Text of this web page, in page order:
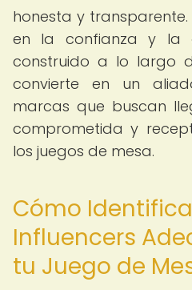
honesta y transparente.
en la confianza y la
construido a lo largo
convierte en un
marcas que buscan
comprometida y
los juegos de mesa.
Cómo
Influencers
tu Juego de